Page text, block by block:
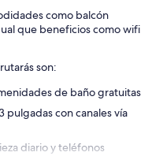
como balcón
que beneficios como wifi
son:
de baño gratuitas
pulgadas con canales vía
diario y teléfonos